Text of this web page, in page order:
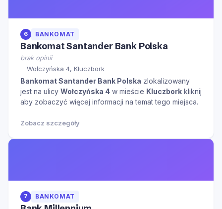
6 BANKOMAT
Bankomat Santander Bank Polska
brak opinii
Wołczyńska 4, Kluczbork
Bankomat Santander Bank Polska zlokalizowany
jest na ulicy Wołczyńska 4 w mieście Kluczbork kliknij
aby zobaczyć więcej informacji na temat tego miejsca.
Zobacz szczegóły
7 BANKOMAT